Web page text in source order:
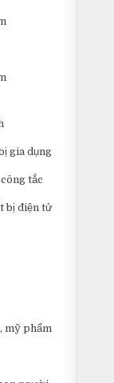
gia dụng
tắc
bị điện tử
mỹ phẩm